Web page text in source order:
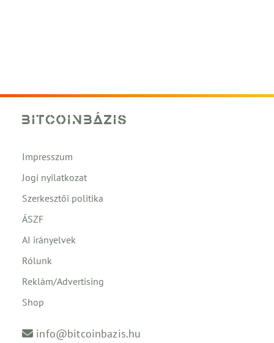
Impresszum
Jogi nyilatkozat
Szerkesztői politika
ÁSZF
AI irányelvek
Rólunk
Reklám/Advertising
Shop
info@bitcoinbazis.hu